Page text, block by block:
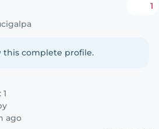
1
this complete profile.
ago